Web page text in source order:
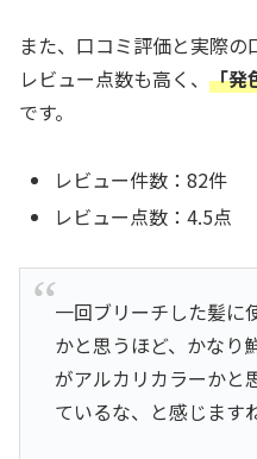
また、口コミ評価と実際の
レビュー点数も高く、 「発
です。
レビュー件数：82件
レビュー点数：4.5点
一回ブリーチした髪に
かと思うほど、かなり
がアルカリカラーかと
ているな、と感じます